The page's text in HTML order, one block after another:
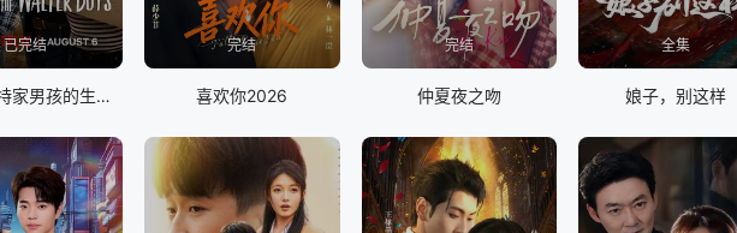
已完结
我与沃尔特家男孩的生活第三季
完结
喜欢你2026
完结
仲夏夜之吻
全集
娘子，别这样